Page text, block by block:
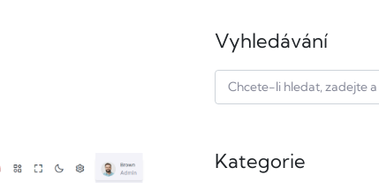
Vyhledávání
Kategorie